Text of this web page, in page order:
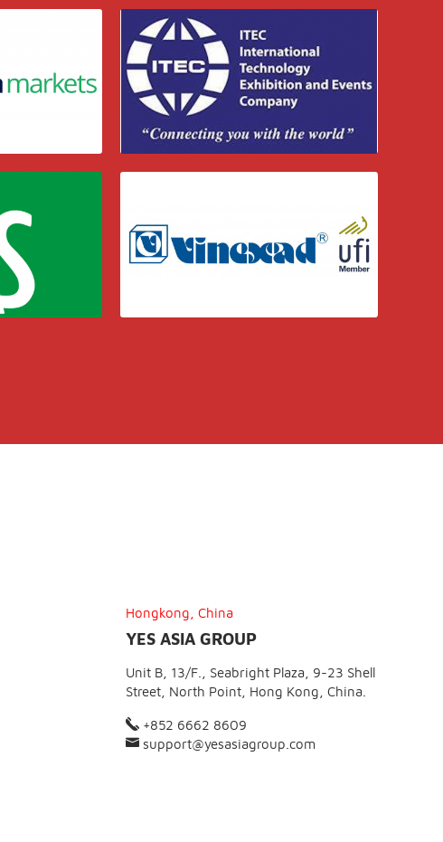
Hongkong, China
YES ASIA GROUP
Unit B, 13/F., Seabright Plaza, 9-23 Shell
Street, North Point, Hong Kong, China.
+852 6662 8609
support@yesasiagroup.com